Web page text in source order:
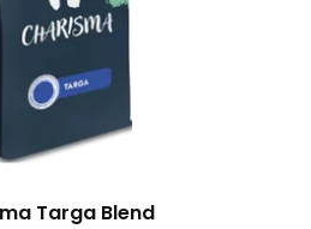
Targa Blend